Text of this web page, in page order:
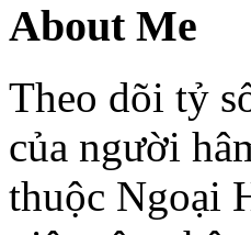
About Me
Theo dõi tỷ
của người
thuộc Ngoại